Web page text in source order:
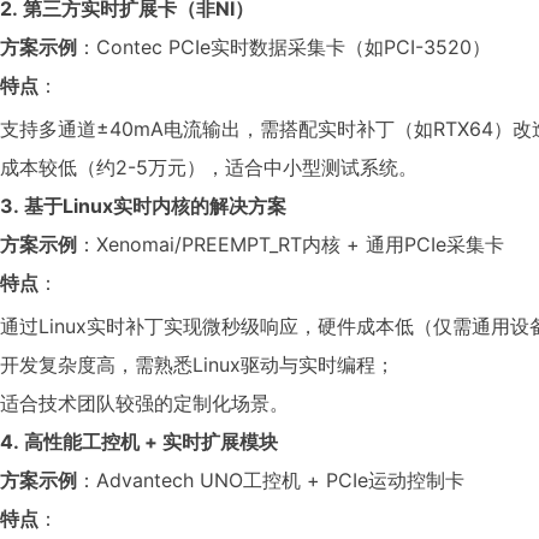
2. 第三方实时扩展卡（非NI）
方案示例 ：Contec PCIe实时数据采集卡（如PCI-3520）
特点 ：
支持多通道±40mA电流输出，需搭配实时补丁（如RTX64）
成本较低（约2-5万元），适合中小型测试系统。
3. 基于Linux实时内核的解决方案
方案示例 ：Xenomai/PREEMPT_RT内核 + 通用PCIe采集卡
特点 ：
通过Linux实时补丁实现微秒级响应，硬件成本低（仅需通用设
开发复杂度高，需熟悉Linux驱动与实时编程；
适合技术团队较强的定制化场景。
4. 高性能工控机 + 实时扩展模块
方案示例 ：Advantech UNO工控机 + PCIe运动控制卡
特点 ：